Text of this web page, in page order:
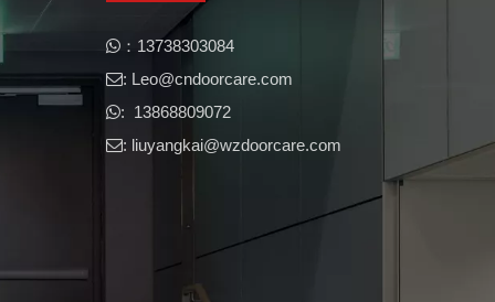
 ​​：13738303084
: Leo@cndoorcare.com​​​​​​​
: 13868809072
: liuyangkai@wzdoorcare.com